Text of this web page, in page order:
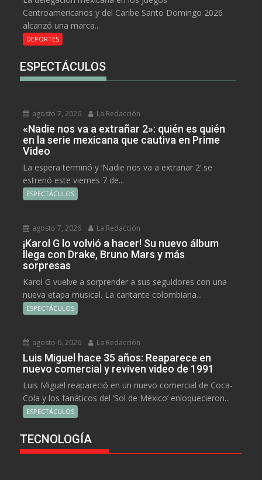
Centroamericanos y del Caribe Santo Domingo 2026
alcanzó una marca...
DEPORTES
ESPECTÁCULOS
agosto 7, 2026 La Redacción
«Nadie nos va a extrañar 2»: quién es quién
en la serie mexicana que cautiva en Prime
Video
La espera terminó y ‘Nadie nos va a extrañar 2’ se
estrenó este viernes 7 de...
ESPECTÁCULOS
agosto 7, 2026 La Redacción
¡Karol G lo volvió a hacer! Su nuevo álbum
llega con Drake, Bruno Mars y más
sorpresas
Karol G vuelve a sorprender a sus seguidores con una
nueva etapa musical. La cantante colombiana...
ESPECTÁCULOS
agosto 6, 2026 La Redacción
Luis Miguel hace 35 años: Reaparece en
nuevo comercial y reviven video de 1991
Luis Miguel reapareció en un nuevo comercial de Coca-
Cola y los fanáticos del ‘Sol de México’ enloquecieron...
ESPECTÁCULOS
TECNOLOGÍA